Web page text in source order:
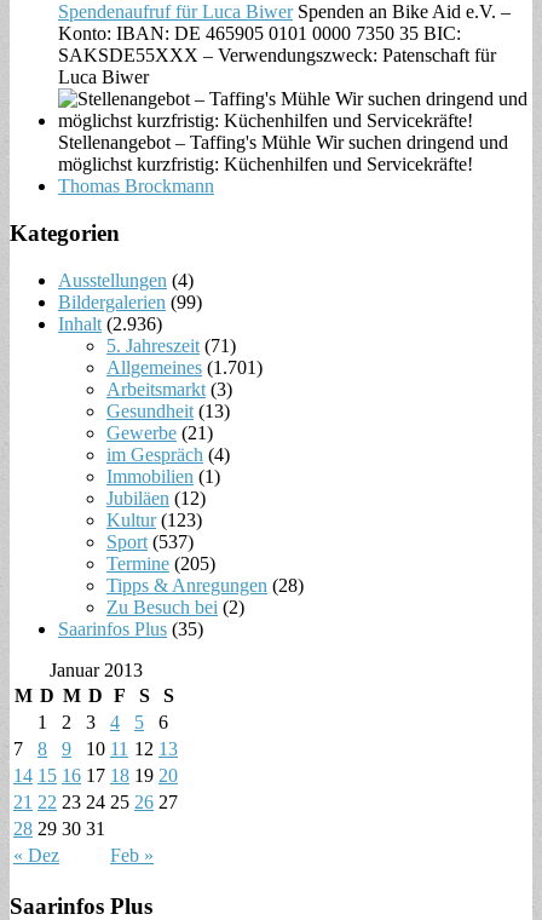
Spendenaufruf für Luca BiwerSpenden an Bike Aid e.V. –
Konto: IBAN: DE 465905 0101 0000 7350 35 BIC:
SAKSDE55XXX – Verwendungszweck: Patenschaft für
Luca Biwer
Stellenangebot – Taffing's Mühle Wir suchen dringend und
möglichst kurzfristig: Küchenhilfen und Servicekräfte!
Thomas Brockmann
Kategorien
Ausstellungen (4)
Bildergalerien (99)
Inhalt (2.936)
5. Jahreszeit (71)
Allgemeines (1.701)
Arbeitsmarkt (3)
Gesundheit (13)
Gewerbe (21)
im Gespräch (4)
Immobilien (1)
Jubiläen (12)
Kultur(123)
Sport (537)
Termine (205)
Tipps & Anregungen (28)
Zu Besuch bei (2)
Saarinfos Plus (35)
Januar 2013
M D M D F S S
« Dez Feb »
1 2 3 4 5
6
7
8 9 10 11 12 13
14 15 16 17 18 19 20
21 22 23 24 25 26 27
28 29 30 31
Saarinfos Plus